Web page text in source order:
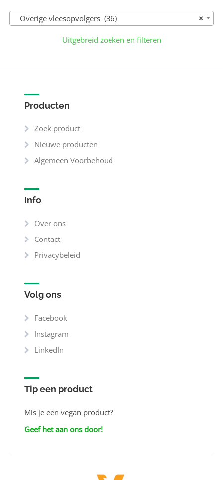
×
Overige vlees­opvolgers (36)
Uitgebreid zoeken en filteren
Producten
Zoek product
Nieuwe producten
Algemeen Voorbehoud
Info
Over ons
Contact
Privacybeleid
Volg ons
Facebook
Instagram
LinkedIn
Tip een product
Mis je een vegan product?
Geef het aan ons door!